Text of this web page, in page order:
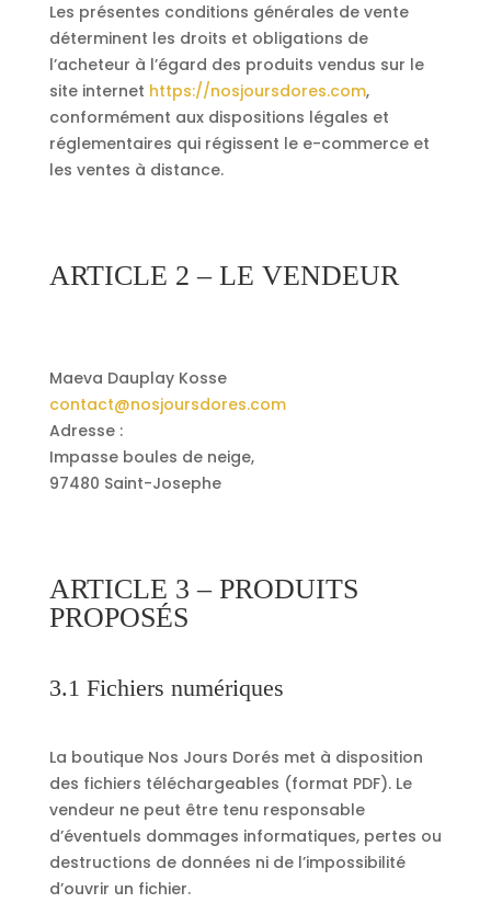
Les présentes conditions générales de vente
déterminent les droits et obligations de
l’acheteur à l’égard des produits vendus sur le
site internet https://nosjoursdores.com,
conformément aux dispositions légales et
réglementaires qui régissent le e-commerce et
les ventes à distance.
ARTICLE 2 – LE VENDEUR
Maeva Dauplay Kosse
contact@nosjoursdores.com
Adresse :
Impasse boules de neige,
97480 Saint-Josephe
ARTICLE 3 – PRODUITS
PROPOSÉS
3.1 Fichiers numériques
La boutique Nos Jours Dorés met à disposition
des fichiers téléchargeables (format PDF). Le
vendeur ne peut être tenu responsable
d’éventuels dommages informatiques, pertes ou
destructions de données ni de l’impossibilité
d’ouvrir un fichier.